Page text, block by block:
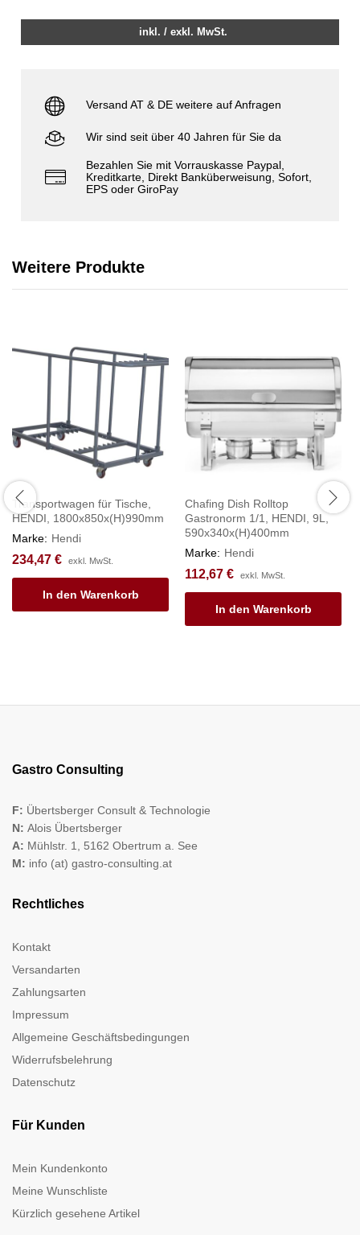
inkl. / exkl. MwSt.
Versand AT & DE weitere auf Anfragen
Wir sind seit über 40 Jahren für Sie da
Bezahlen Sie mit Vorrauskasse Paypal,
Kreditkarte, Direkt Banküberweisung, Sofort,
EPS oder GiroPay
Weitere Produkte
Transportwagen für Tische,
HENDI, 1800x850x(H)990mm
Marke: Hendi
234,47 € exkl. MwSt.
In den Warenkorb
Chafing Dish Rolltop
Gastronorm 1/1, HENDI, 9L,
590x340x(H)400mm
Marke: Hendi
112,67 € exkl. MwSt.
In den Warenkorb
Gastro Consulting
F: Übertsberger Consult & Technologie
N: Alois Übertsberger
A: Mühlstr. 1, 5162 Obertrum a. See
M: info (at) gastro-consulting.at
Rechtliches
Kontakt
Versandarten
Zahlungsarten
Impressum
Allgemeine Geschäftsbedingungen
Widerrufsbelehrung
Datenschutz
Für Kunden
Mein Kundenkonto
Meine Wunschliste
Kürzlich gesehene Artikel